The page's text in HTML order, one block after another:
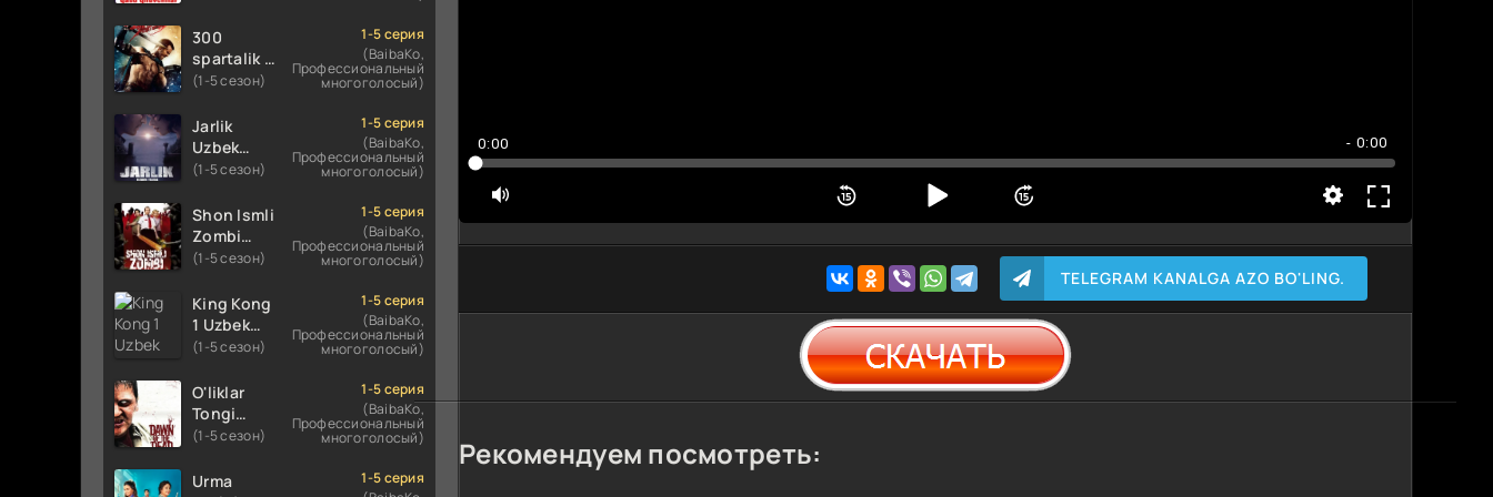
tilida
koreya
seryali
barcha
o'zbek
tilida
tilida 2016
O'zbekcha
tarjima
HD
skachat
300
spartalik 2
/ Uch yuz
2 Premyera
Uzbek
tilida 2013
tarjima
kino HD
skachat
(1-5 сезон)
1-5 серия
(BaibaKo,
Профессиональный
многоголосый)
Jarlik
Uzbek
tilida 2025
tarjima
kino HD
skachat
(1-5 сезон)
1-5 серия
(BaibaKo,
Профессиональный
многоголосый)
Shon Ismli
Zombi
Uzbek
O'zbekcha
tarjima
kino HD
(1-5 сезон)
1-5 серия
(BaibaKo,
Профессиональный
многоголосый)
King Kong
1 Uzbek
tilida 2005
tarjima
kino HD
skachat
(1-5 сезон)
1-5 серия
(BaibaKo,
Профессиональный
многоголосый)
O'liklar
Tongi
Uzbek
(2004)
(1-5 сезон)
1-5 серия
(BaibaKo,
Профессиональный
многоголосый)
Urma
1-5 серия
0:00 - 0:00
TELEGRAM KANALGA AZO BO'LING.
Рекомендуем посмотреть: